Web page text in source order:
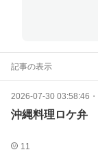
記事の表示
2026-07-30 03:58:46 ・
沖縄料理ロケ弁
11